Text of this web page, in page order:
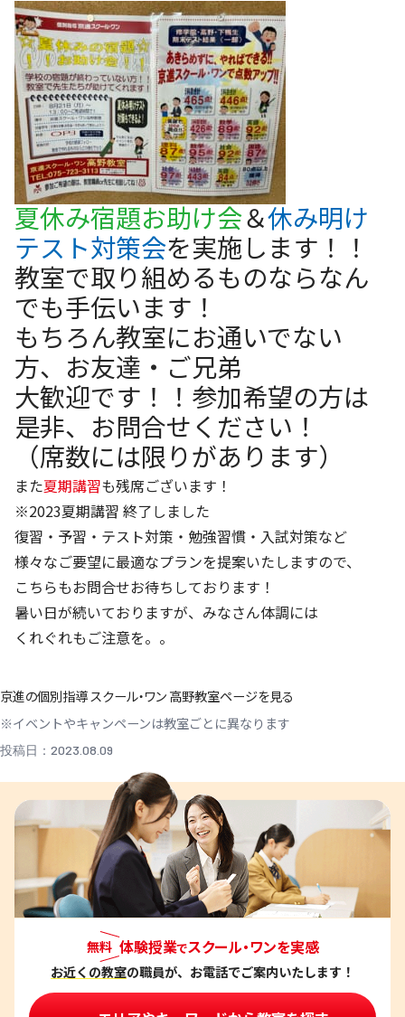
夏休み宿題お助け会＆休み明け
テスト対策会を実施します！！
教室で取り組めるものならなん
でも手伝います！
もちろん教室にお通いでない
方、お友達・ご兄弟
大歓迎です！！参加希望の方は
是非、お問合せください！
（席数には限りがあります）
また夏期講習も残席ございます！
※2023夏期講習 終了しました
復習・予習・テスト対策・勉強習慣・入試対策など
様々なご要望に最適なプランを提案いたしますので、
こちらもお問合せお待ちしております！
暑い日が続いておりますが、みなさん体調には
くれぐれもご注意を。。
京進の個別指導 スクール・ワン 高野教室ページを見る
※イベントやキャンペーンは教室ごとに異なります
投稿日：2023.08.09
無料 体験授業でスクール・ワンを実感
お近くの教室の職員が、お電話でご案内いたします！